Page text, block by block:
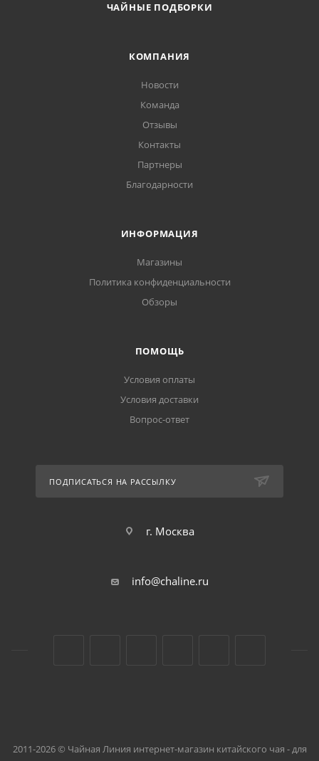
ЧАЙНЫЕ ПОДБОРКИ
КОМПАНИЯ
Новости
Команда
Отзывы
Контакты
Партнеры
Благодарности
ИНФОРМАЦИЯ
Магазины
Политика конфиденциальности
Обзоры
ПОМОЩЬ
Условия оплаты
Условия доставки
Вопрос-ответ
ПОДПИСАТЬСЯ НА РАССЫЛКУ
г. Москва
info@chaline.ru
2011-2026 © Чайная Линия интернет-магазин китайского чая - для